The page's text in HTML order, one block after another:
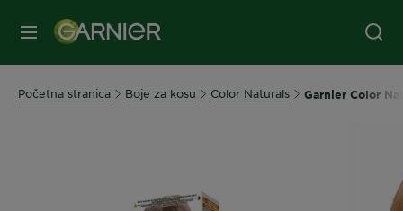
MENI
Početna stranica Boje za kosu Color Naturals Garnier Color